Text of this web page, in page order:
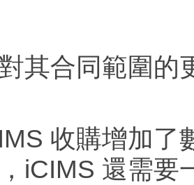
其合同範圍的
收購增加了
iCIMS 還需要